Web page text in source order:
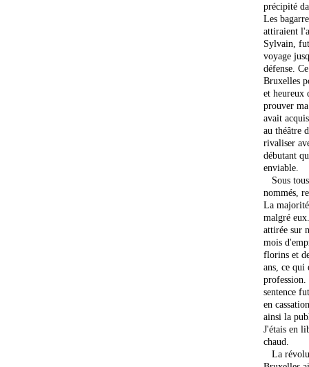
précipité
Les
attiraient
Sylvain,
voyage
défense.
Bruxelles
et heureux
prouver
avait
au théâtre
rivaliser
débutant
enviable.
Sous
nommés,
La
malgré
attirée sur
mois
florins et
ans, ce qui
sentence
en
ainsi la
J'étais en
chaud.
La